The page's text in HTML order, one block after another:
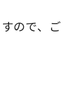
ので、ご